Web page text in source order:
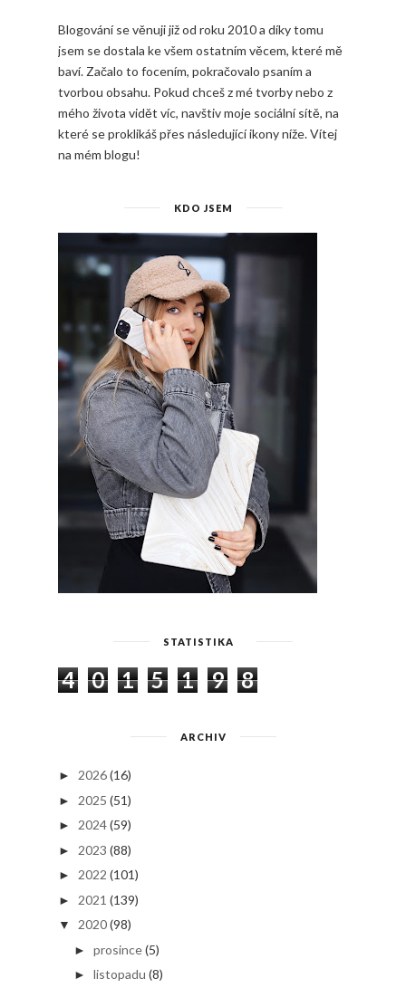
Blogování se věnuji již od roku 2010 a díky tomu
jsem se dostala ke všem ostatním věcem, které mě
baví. Začalo to focením, pokračovalo psaním a
tvorbou obsahu. Pokud chceš z mé tvorby nebo z
mého života vidět víc, navštiv moje sociální sítě, na
které se proklikáš přes následující ikony níže. Vítej
na mém blogu!
KDO JSEM
STATISTIKA
4 0 1 5 1 9 8
ARCHIV
► 2026(16)
► 2025 (51)
► 2024(59)
► 2023 (88)
► 2022 (101)
► 2021 (139)
▼ 2020(98)
► prosince(5)
► listopadu (8)